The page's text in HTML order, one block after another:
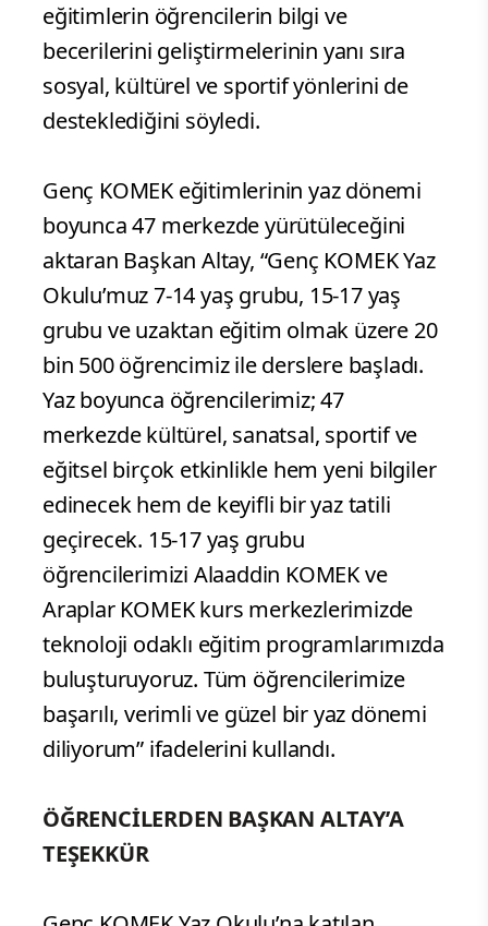
eğitimlerin öğrencilerin bilgi ve
becerilerini geliştirmelerinin yanı sıra
sosyal, kültürel ve sportif yönlerini de
desteklediğini söyledi.
Genç KOMEK eğitimlerinin yaz dönemi
boyunca 47 merkezde yürütüleceğini
aktaran Başkan Altay, “Genç KOMEK Yaz
Okulu’muz 7-14 yaş grubu, 15-17 yaş
grubu ve uzaktan eğitim olmak üzere 20
bin 500 öğrencimiz ile derslere başladı.
Yaz boyunca öğrencilerimiz; 47
merkezde kültürel, sanatsal, sportif ve
eğitsel birçok etkinlikle hem yeni bilgiler
edinecek hem de keyifli bir yaz tatili
geçirecek. 15-17 yaş grubu
öğrencilerimizi Alaaddin KOMEK ve
Araplar KOMEK kurs merkezlerimizde
teknoloji odaklı eğitim programlarımızda
buluşturuyoruz. Tüm öğrencilerimize
başarılı, verimli ve güzel bir yaz dönemi
diliyorum” ifadelerini kullandı.
ÖĞRENCİLERDEN BAŞKAN ALTAY’A
TEŞEKKÜR